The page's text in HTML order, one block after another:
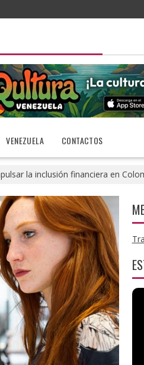
VENEZUELA CONTACTOS
la inclusión financiera en